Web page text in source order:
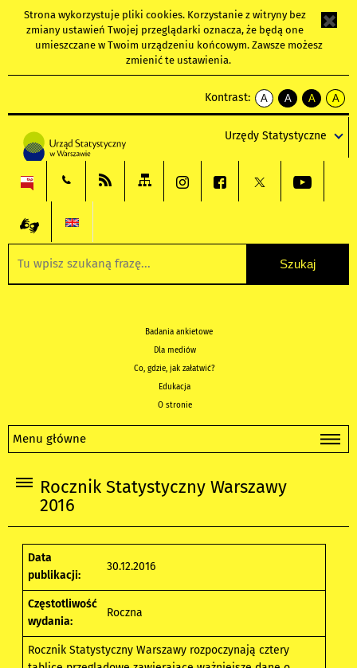
Strona wykorzystuje pliki cookies. Korzystanie z witryny bez
zmiany ustawień Twojej przeglądarki oznacza, że będą one
umieszczane w Twoim urządzeniu końcowym. Zawsze możesz
zmienić te ustawienia.
Kontrast:
A
kontrast
A
kontrast
tekst
czarnym
A
kontrast
tekst
czarnym
A
tekst
żółtym
Urzędy Statystyczne
Badania ankietowe
Dla mediów
Co, gdzie, jak załatwić?
Edukacja
O stronie
Menu główne
Rocznik Statystyczny Warszawy
2016
Data
publikacji:
30.12.2016
Częstotliwość
wydania:
Roczna
Rocznik Statystyczny Warszawy rozpoczynają cztery